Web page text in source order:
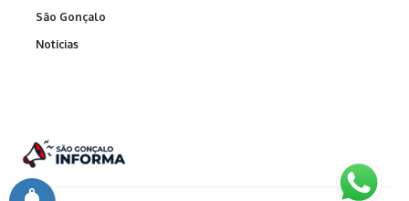
São Gonçalo
Noticias